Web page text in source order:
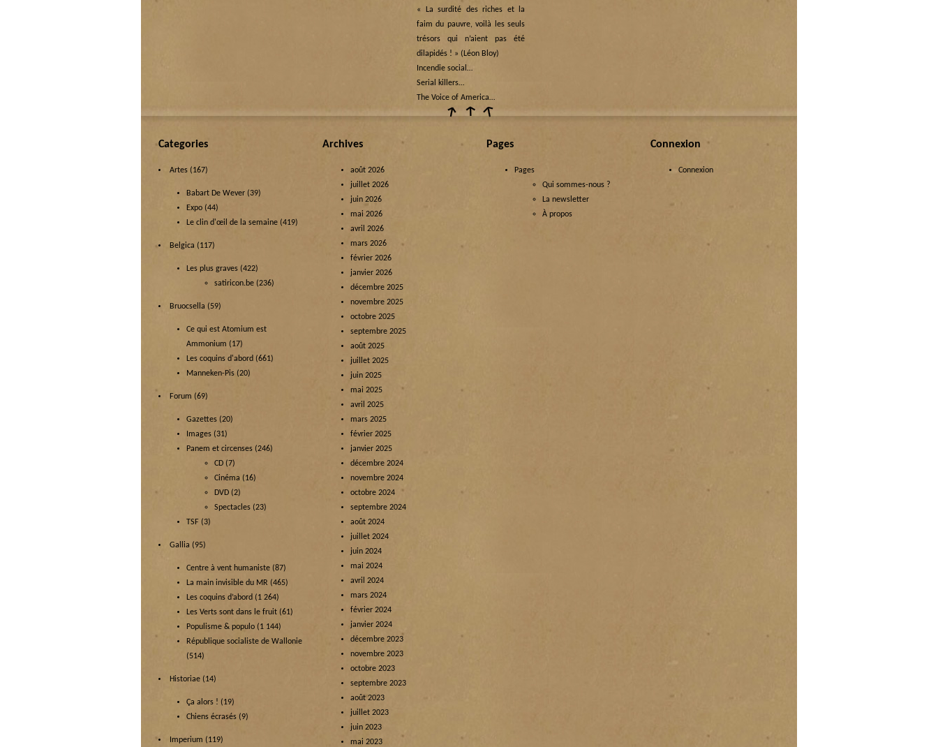
« La surdité des riches et la
faim du pauvre, voilà les seuls
trésors qui n’aient pas été
dilapidés ! » (Léon Bloy)
Incendie social…
Serial killers…
The Voice of America…
Categories
Artes (167)
Babart De Wever (39)
Expo (44)
Le clin d'œil de la semaine (419)
Belgica (117)
Les plus graves (422)
satiricon.be (236)
Bruocsella (59)
Ce qui est Atomium est
Ammonium (17)
Les coquins d'abord (661)
Manneken-Pis (20)
Forum (69)
Gazettes (20)
Images (31)
Panem et circenses (246)
CD (7)
Cinéma (16)
DVD (2)
Spectacles (23)
TSF (3)
Gallia (95)
Centre à vent humaniste (87)
La main invisible du MR (465)
Les coquins d’abord (1 264)
Les Verts sont dans le fruit (61)
Populisme & populo (1 144)
République socialiste de Wallonie
(514)
Historiae (14)
Ça alors ! (19)
Chiens écrasés (9)
Imperium (119)
Archives
août 2026
juillet 2026
juin 2026
mai 2026
avril 2026
mars 2026
février 2026
janvier 2026
décembre 2025
novembre 2025
octobre 2025
septembre 2025
août 2025
juillet 2025
juin 2025
mai 2025
avril 2025
mars 2025
février 2025
janvier 2025
décembre 2024
novembre 2024
octobre 2024
septembre 2024
août 2024
juillet 2024
juin 2024
mai 2024
avril 2024
mars 2024
février 2024
janvier 2024
décembre 2023
novembre 2023
octobre 2023
septembre 2023
août 2023
juillet 2023
juin 2023
mai 2023
Pages
Pages
Qui sommes-nous ?
La newsletter
À propos
Connexion
Connexion